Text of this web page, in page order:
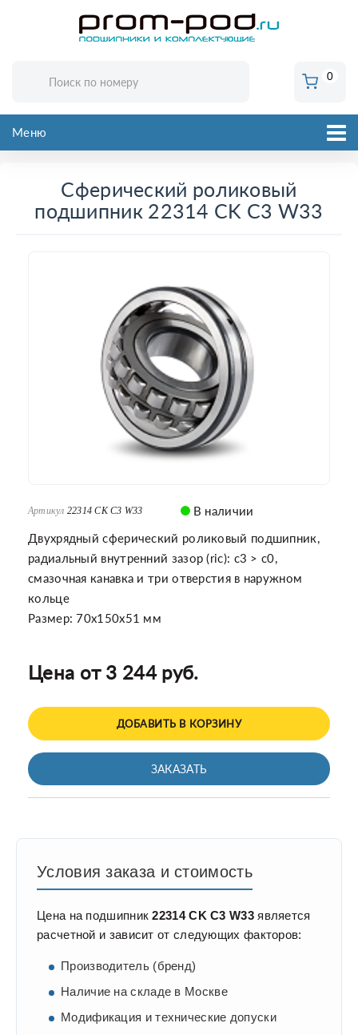
0
Меню
Сферический роликовый
подшипник 22314 CK C3 W33
Артикул 22314 CK C3 W33
В наличии
Двухрядный сферический роликовый подшипник,
радиальный внутренний зазор (ric): c3 > c0,
смазочная канавка и три отверстия в наружном
кольце
Размер: 70x150x51 мм
Цена от 3 244 руб.
ДОБАВИТЬ В КОРЗИНУ
ЗАКАЗАТЬ
Условия заказа и стоимость
Цена на подшипник22314 CK C3 W33является
расчетной и зависит от следующих факторов:
Производитель (бренд)
Наличие на складе в Москве
Модификация и технические допуски